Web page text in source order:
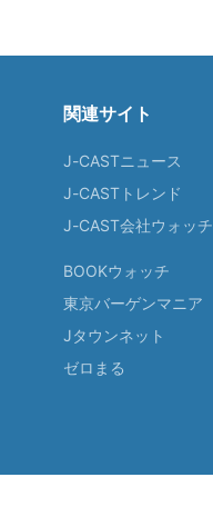
関連サイト
J-CASTニュース
J-CASTトレンド
J-CAST会社ウォッチ
BOOKウォッチ
東京バーゲンマニア
Jタウンネット
ゼロまる